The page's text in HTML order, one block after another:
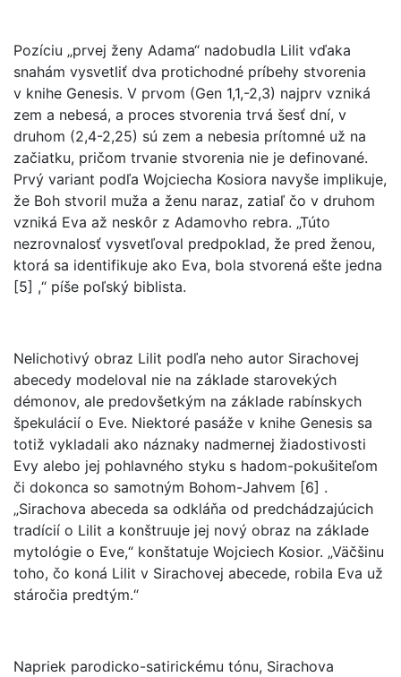
Pozíciu „prvej ženy Adama“ nadobudla Lilit vďaka
snahám vysvetliť dva protichodné príbehy stvorenia
v knihe Genesis. V prvom (Gen 1,1,-2,3) najprv vzniká
zem a nebesá, a proces stvorenia trvá šesť dní, v
druhom (2,4-2,25) sú zem a nebesia prítomné už na
začiatku, pričom trvanie stvorenia nie je definované.
Prvý variant podľa Wojciecha Kosiora navyše implikuje,
že Boh stvoril muža a ženu naraz, zatiaľ čo v druhom
vzniká Eva až neskôr z Adamovho rebra. „Túto
nezrovnalosť vysvetľoval predpoklad, že pred ženou,
ktorá sa identifikuje ako Eva, bola stvorená ešte jedna
[5] ,“ píše poľský biblista.
Nelichotivý obraz Lilit podľa neho autor Sirachovej
abecedy modeloval nie na základe starovekých
démonov, ale predovšetkým na základe rabínskych
špekulácií o Eve. Niektoré pasáže v knihe Genesis sa
totiž vykladali ako náznaky nadmernej žiadostivosti
Evy alebo jej pohlavného styku s hadom-pokušiteľom
či dokonca so samotným Bohom-Jahvem [6] .
„Sirachova abeceda sa odkláňa od predchádzajúcich
tradícií o Lilit a konštruuje jej nový obraz na základe
mytológie o Eve,“ konštatuje Wojciech Kosior. „Väčšinu
toho, čo koná Lilit v Sirachovej abecede, robila Eva už
stáročia predtým.“
Napriek parodicko-satirickému tónu, Sirachova